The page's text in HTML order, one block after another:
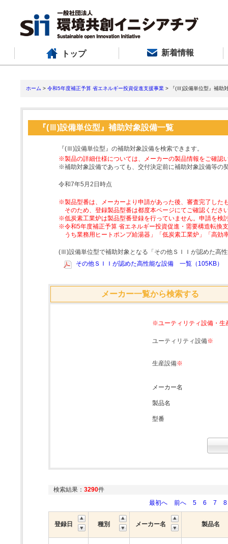
トップ 新着情報
ホーム > 令和5年度補正予算 省エネルギー投資促進支援事業 > 『(Ⅲ)設備単位型』補助
『(Ⅲ)設備単位型』補助対象設備一覧
『(Ⅲ)設備単位型』の補助対象設備を検索できます。
※製品の詳細仕様については、メーカーの製品情報をご確認
※補助対象設備であっても、交付決定前に補助対象設備等の
令和7年5月2日時点
※製品型番は、メーカーより申請があった後、審査完了した
そのため、登録製品型番は都度本ページにてご確認くださ
※低炭素工業炉は製品型番登録を行っていません。申請を検
※令和5年度補正予算 省エネルギー投資促進・需要構造転換
うち業務用ヒートポンプ給湯器」「低炭素工業炉」「高
(Ⅲ)設備単位型で補助対象となる「その他ＳＩＩが認めた高
その他ＳＩＩが認めた高性能な設備 一覧（105KB）
メーカー一覧から検索する
※ユーティリティ設備・生
ユーティリティ設備※
生産設備※
メーカー名
製品名
型番
検索結果： 3290件
最初へ
前へ 5 6 7 8
登録日 種別 メーカー名 製品名